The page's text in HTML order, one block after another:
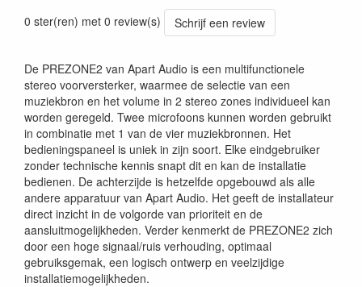
0 ster(ren) met 0 review(s)
Schrijf een review
De PREZONE2 van Apart Audio is een multifunctionele
stereo voorversterker, waarmee de selectie van een
muziekbron en het volume in 2 stereo zones individueel kan
worden geregeld. Twee microfoons kunnen worden gebruikt
in combinatie met 1 van de vier muziekbronnen. Het
bedieningspaneel is uniek in zijn soort. Elke eindgebruiker
zonder technische kennis snapt dit en kan de installatie
bedienen. De achterzijde is hetzelfde opgebouwd als alle
andere apparatuur van Apart Audio. Het geeft de installateur
direct inzicht in de volgorde van prioriteit en de
aansluitmogelijkheden. Verder kenmerkt de PREZONE2 zich
door een hoge signaal/ruis verhouding, optimaal
gebruiksgemak, een logisch ontwerp en veelzijdige
installatiemogelijkheden.